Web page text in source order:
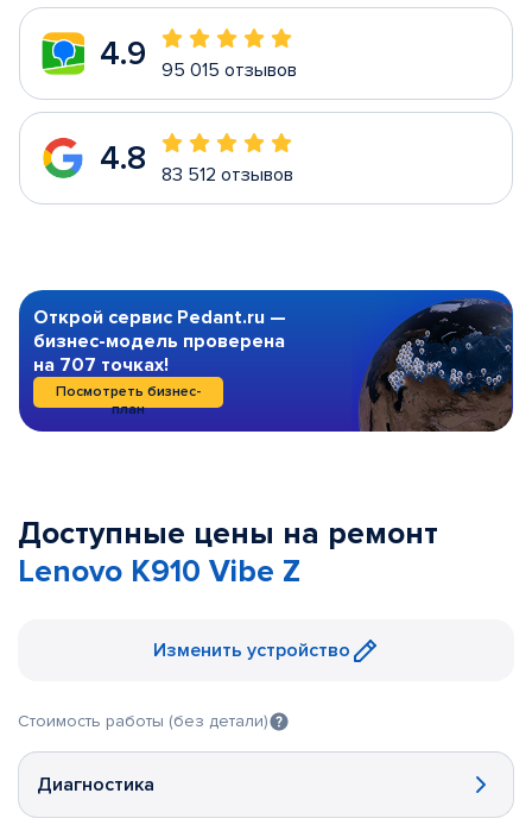
4.9 95 015 отзывов
4.8 83 512 отзывов
Открой сервис Pedant.ru —
бизнес-модель проверена
на 707 точках!
Посмотреть бизнес-
план
Доступные цены на ремонт
Lenovo K910 Vibe Z
Изменить устройство
Стоимость работы (без детали)
Диагностика